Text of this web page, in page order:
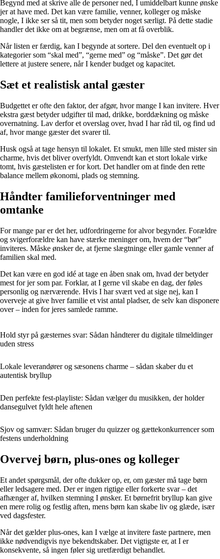
Begynd med at skrive alle de personer ned, I umiddelbart kunne ønske
jer at have med. Det kan være familie, venner, kolleger og måske
nogle, I ikke ser så tit, men som betyder noget særligt. På dette stadie
handler det ikke om at begrænse, men om at få overblik.
Når listen er færdig, kan I begynde at sortere. Del den eventuelt op i
kategorier som “skal med”, “gerne med” og “måske”. Det gør det
lettere at justere senere, når I kender budget og kapacitet.
Sæt et realistisk antal gæster
Budgettet er ofte den faktor, der afgør, hvor mange I kan invitere. Hver
ekstra gæst betyder udgifter til mad, drikke, borddækning og måske
overnatning. Lav derfor et overslag over, hvad I har råd til, og find ud
af, hvor mange gæster det svarer til.
Husk også at tage hensyn til lokalet. Et smukt, men lille sted mister sin
charme, hvis det bliver overfyldt. Omvendt kan et stort lokale virke
tomt, hvis gæstelisten er for kort. Det handler om at finde den rette
balance mellem økonomi, plads og stemning.
Håndter familieforventninger med
omtanke
For mange par er det her, udfordringerne for alvor begynder. Forældre
og svigerforældre kan have stærke meninger om, hvem der “bør”
inviteres. Måske ønsker de, at fjerne slægtninge eller gamle venner af
familien skal med.
Det kan være en god idé at tage en åben snak om, hvad der betyder
mest for jer som par. Forklar, at I gerne vil skabe en dag, der føles
personlig og nærværende. Hvis I har svært ved at sige nej, kan I
overveje at give hver familie et vist antal pladser, de selv kan disponere
over – inden for jeres samlede ramme.
Hold styr på gæsternes svar: Sådan håndterer du digitale tilmeldinger
uden stress
Lokale leverandører og sæsonens charme – sådan skaber du et
autentisk bryllup
Den perfekte fest-playliste: Sådan vælger du musikken, der holder
dansegulvet fyldt hele aftenen
Sjov og samvær: Sådan bruger du quizzer og gættekonkurrencer som
festens underholdning
Overvej børn, plus-ones og kolleger
Et andet spørgsmål, der ofte dukker op, er, om gæster må tage børn
eller ledsagere med. Der er ingen rigtige eller forkerte svar – det
afhænger af, hvilken stemning I ønsker. Et børnefrit bryllup kan give
en mere rolig og festlig aften, mens børn kan skabe liv og glæde, især
ved dagsfester.
Når det gælder plus-ones, kan I vælge at invitere faste partnere, men
ikke nødvendigvis nye bekendtskaber. Det vigtigste er, at I er
konsekvente, så ingen føler sig uretfærdigt behandlet.